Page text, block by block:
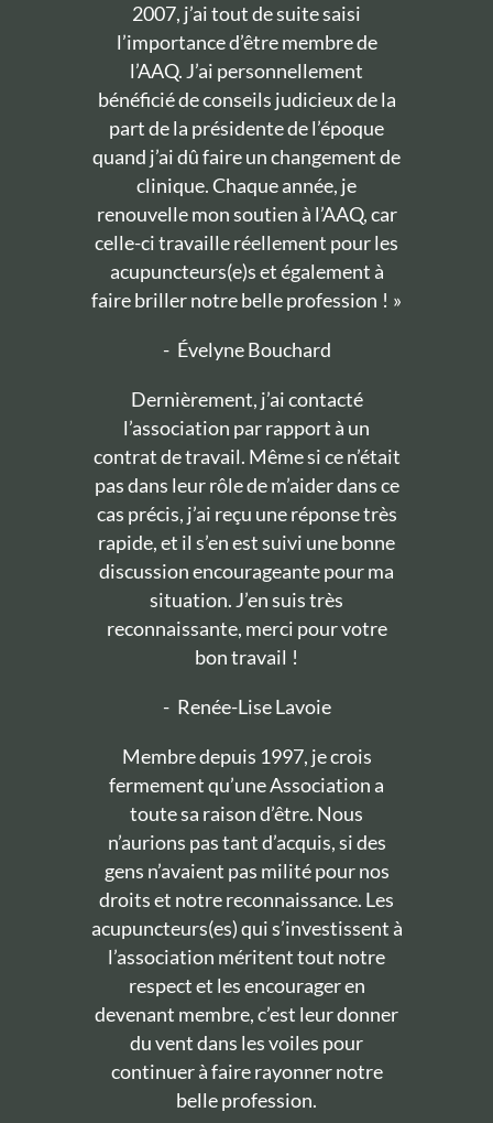
2007, j’ai tout de suite saisi
l’importance d’être membre de
l’AAQ. J’ai personnellement
bénéficié de conseils judicieux de la
part de la présidente de l’époque
quand j’ai dû faire un changement de
clinique. Chaque année, je
renouvelle mon soutien à l’AAQ, car
celle-ci travaille réellement pour les
acupuncteurs(e)s et également à
faire briller notre belle profession ! »
- Évelyne Bouchard
Dernièrement, j’ai contacté
l’association par rapport à un
contrat de travail. Même si ce n’était
pas dans leur rôle de m’aider dans ce
cas précis, j’ai reçu une réponse très
rapide, et il s’en est suivi une bonne
discussion encourageante pour ma
situation. J’en suis très
reconnaissante, merci pour votre
bon travail !
- Renée-Lise Lavoie
Membre depuis 1997, je crois
fermement qu’une Association a
toute sa raison d’être. Nous
n’aurions pas tant d’acquis, si des
gens n’avaient pas milité pour nos
droits et notre reconnaissance. Les
acupuncteurs(es) qui s’investissent à
l’association méritent tout notre
respect et les encourager en
devenant membre, c’est leur donner
du vent dans les voiles pour
continuer à faire rayonner notre
belle profession.